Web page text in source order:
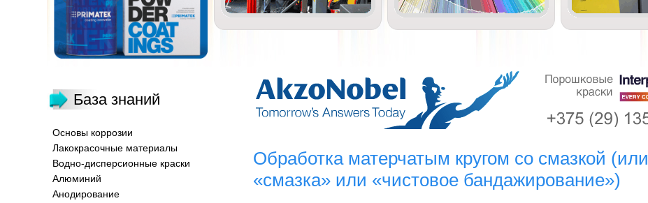
База знаний
Основы коррозии
Лакокрасочные материалы
Водно-дисперсионные краски
Алюминий
Анодирование
Обработка матерчатым кругом со смазкой (или
«смазка» или «чистовое бандажирование»)